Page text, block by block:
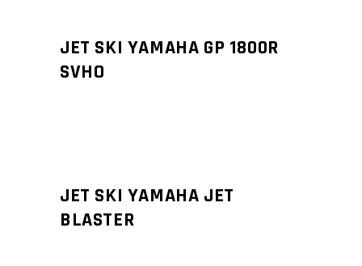
JET SKI YAMAHA GP 1800R
SVHO
JET SKI YAMAHA JET
BLASTER